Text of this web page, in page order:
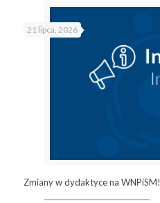
21 lipca, 2026
Zmiany w dydaktyce na WNPiSM!